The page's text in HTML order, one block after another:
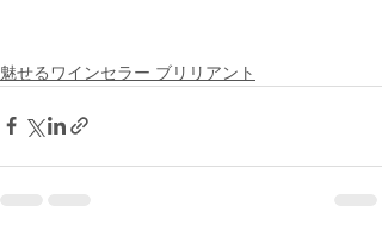
魅せるワインセラー ブリリアント